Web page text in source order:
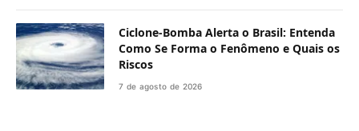
Ciclone-Bomba Alerta o Brasil: Entenda
Como Se Forma o Fenômeno e Quais os
Riscos
7 de agosto de 2026